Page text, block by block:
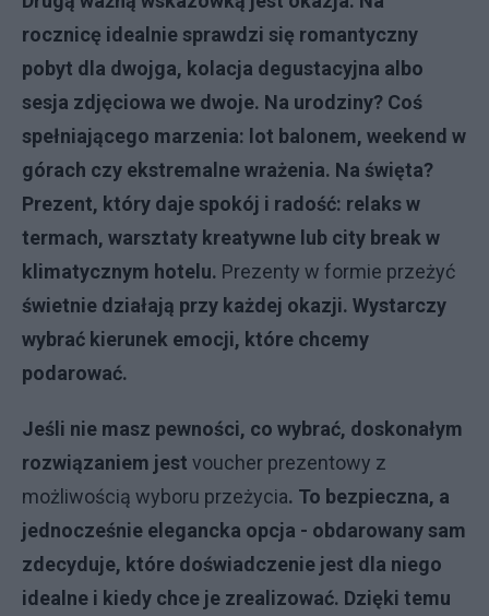
rocznicę idealnie sprawdzi się romantyczny
pobyt dla dwojga, kolacja degustacyjna albo
sesja zdjęciowa we dwoje. Na urodziny? Coś
spełniającego marzenia: lot balonem, weekend w
górach czy ekstremalne wrażenia. Na święta?
Prezent, który daje spokój i radość: relaks w
termach, warsztaty kreatywne lub city break w
klimatycznym hotelu. Prezenty w formie przeżyć
świetnie działają przy każdej okazji. Wystarczy
wybrać kierunek emocji, które chcemy
podarować.
Jeśli nie masz pewności, co wybrać, doskonałym
rozwiązaniem jest voucher prezentowy z
możliwością wyboru przeżycia. To bezpieczna, a
jednocześnie elegancka opcja - obdarowany sam
zdecyduje, które doświadczenie jest dla niego
idealne i kiedy chce je zrealizować. Dzięki temu